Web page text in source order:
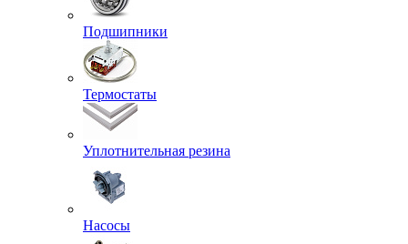
Подшипники
Термостаты
Уплотнительная резина
Насосы